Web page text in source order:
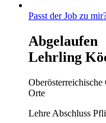
Passt der Job zu
Abgelaufen
Lehrling
Orte
Lehre Abschluss